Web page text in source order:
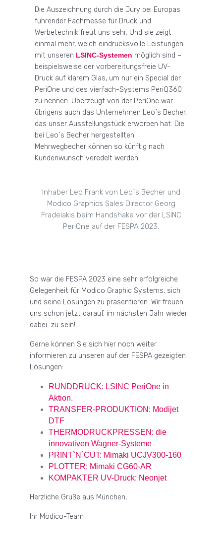
Die Auszeichnung durch die Jury bei Europas
führender Fachmesse für Druck und
Werbetechnik freut uns sehr. Und sie zeigt
einmal mehr, welch eindrucksvolle Leistungen
mit unseren LSINC-Systemen möglich sind –
beispielsweise der vorbereitungsfreie UV-
Druck auf klarem Glas, um nur ein Special der
PeriOne und des vierfach-Systems PeriQ360
zu nennen. Überzeugt von der PeriOne war
übrigens auch das Unternehmen Leo´s Becher,
das unser Ausstellungstück erworben hat. Die
bei Leo´s Becher hergestellten
Mehrwegbecher können so künftig nach
Kundenwunsch veredelt werden.
Inhaber Leo Frank von Leo´s Becher und
Modico Graphics Sales Director Georg
Fradelakis beim Handshake vor der LSINC
PeriOne auf der FESPA 2023.
So war die FESPA 2023 eine sehr erfolgreiche
Gelegenheit für Modico Graphic Systems, sich
und seine Lösungen zu präsentieren. Wir freuen
uns schon jetzt darauf, im nächsten Jahr wieder
dabei zu sein!
Gerne können Sie sich hier noch weiter
informieren zu unseren auf der FESPA gezeigten
Lösungen:
RUNDDRUCK: LSINC PeriOne in
Aktion.
TRANSFER-PRODUKTION: Modijet
DTF
THERMODRUCKPRESSEN: die
innovativen Wagner-Systeme
PRINT`N`CUT: Mimaki UCJV300-160
PLOTTER: Mimaki CG60-AR
KOMPAKTER UV-Druck: Neonjet
Herzliche Grüße aus München,
Ihr Modico-Team